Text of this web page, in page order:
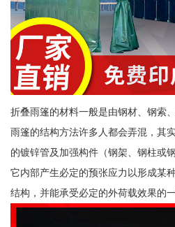
折叠雨篷的材料一般是由钢材、钢索
雨篷的结构方法许多人都会弄混，其
的镀锌管及加强构件（钢架、钢柱或
它内部产生必定的预张应力以形成某
结构，并能承受必定的外荷载效果的